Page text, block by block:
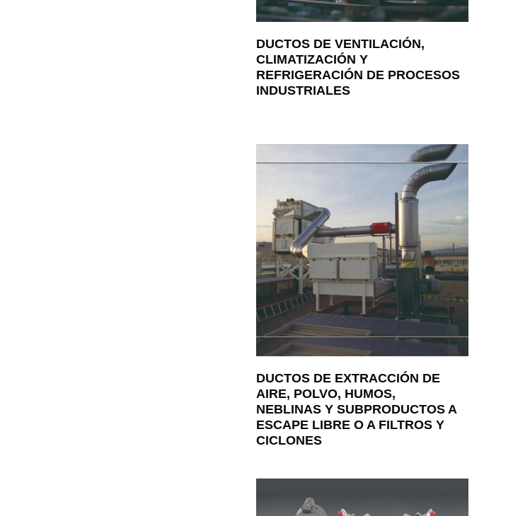
DUCTOS DE VENTILACIÓN,
CLIMATIZACIÓN Y
REFRIGERACIÓN DE PROCESOS
INDUSTRIALES
DUCTOS DE EXTRACCIÓN DE
AIRE, POLVO, HUMOS,
NEBLINAS Y SUBPRODUCTOS A
ESCAPE LIBRE O A FILTROS Y
CICLONES